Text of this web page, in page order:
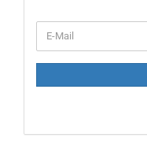
ZUR
E-
Mail